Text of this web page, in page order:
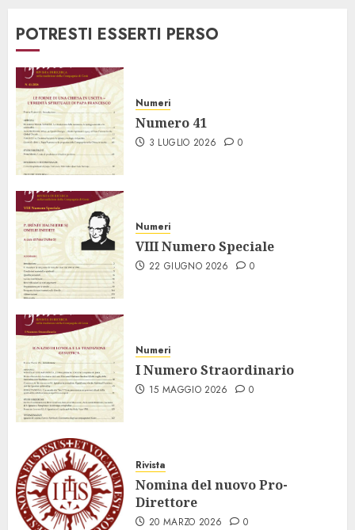
POTRESTI ESSERTI PERSO
Numeri
Numero 41
3 LUGLIO 2026 0
Numeri
VIII Numero Speciale
22 GIUGNO 2026 0
Numeri
I Numero Straordinario
15 MAGGIO 2026 0
Rivista
Nomina del nuovo Pro-
Direttore
20 MARZO 2026 0